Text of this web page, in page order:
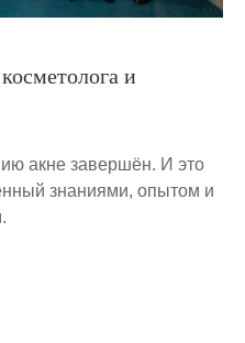
и
акне завершён. И это
знаниями, опытом и